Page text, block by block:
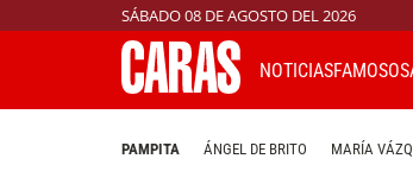
SÁBADO 08 DE AGOSTO DEL 2026
NOTICIASFAMOSOS
PAMPITA ÁNGEL DE BRITO MARÍA